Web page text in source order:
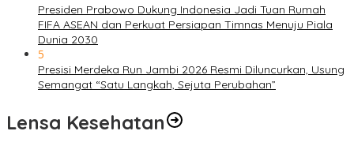
Presiden Prabowo Dukung Indonesia Jadi Tuan Rumah
FIFA ASEAN dan Perkuat Persiapan Timnas Menuju Piala
Dunia 2030
5
Presisi Merdeka Run Jambi 2026 Resmi Diluncurkan, Usung
Semangat “Satu Langkah, Sejuta Perubahan”
Lensa Kesehatan